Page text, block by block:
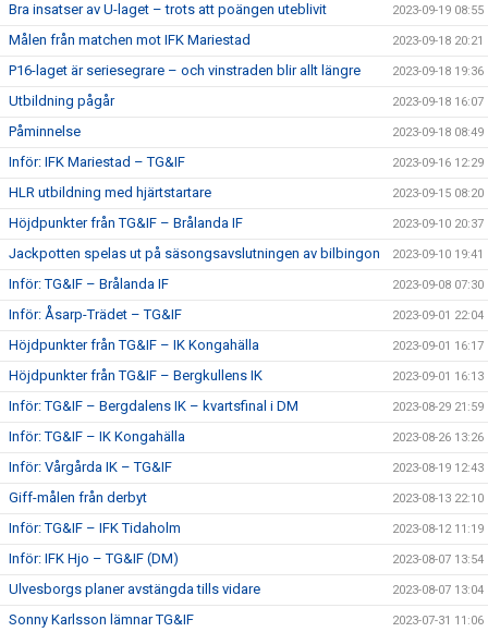
Bra insatser av U-laget – trots att poängen uteblivit 2023-09-19 08:55
Målen från matchen mot IFK Mariestad 2023-09-18 20:21
P16-laget är seriesegrare – och vinstraden blir allt längre 2023-09-18 19:36
Utbildning pågår 2023-09-18 16:07
Påminnelse 2023-09-18 08:49
Inför: IFK Mariestad – TG&IF 2023-09-16 12:29
HLR utbildning med hjärtstartare 2023-09-15 08:20
Höjdpunkter från TG&IF – Brålanda IF 2023-09-10 20:37
Jackpotten spelas ut på säsongsavslutningen av bilbingon 2023-09-10 19:41
Inför: TG&IF – Brålanda IF 2023-09-08 07:30
Inför: Åsarp-Trädet – TG&IF 2023-09-01 22:04
Höjdpunkter från TG&IF – IK Kongahälla 2023-09-01 16:17
Höjdpunkter från TG&IF – Bergkullens IK 2023-09-01 16:13
Inför: TG&IF – Bergdalens IK – kvartsfinal i DM 2023-08-29 21:59
Inför: TG&IF – IK Kongahälla 2023-08-26 13:26
Inför: Vårgårda IK – TG&IF 2023-08-19 12:43
Giff-målen från derbyt 2023-08-13 22:10
Inför: TG&IF – IFK Tidaholm 2023-08-12 11:19
Inför: IFK Hjo – TG&IF (DM) 2023-08-07 13:54
Ulvesborgs planer avstängda tills vidare 2023-08-07 13:04
Sonny Karlsson lämnar TG&IF 2023-07-31 11:06